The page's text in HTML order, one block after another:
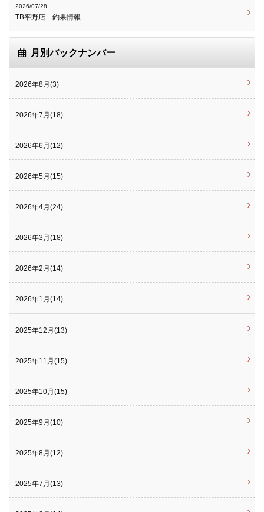
2026/07/28
TB平野店 釣果情報
月別バックナンバー
2026年8月(3)
2026年7月(18)
2026年6月(12)
2026年5月(15)
2026年4月(24)
2026年3月(18)
2026年2月(14)
2026年1月(14)
2025年12月(13)
2025年11月(15)
2025年10月(15)
2025年9月(10)
2025年8月(12)
2025年7月(13)